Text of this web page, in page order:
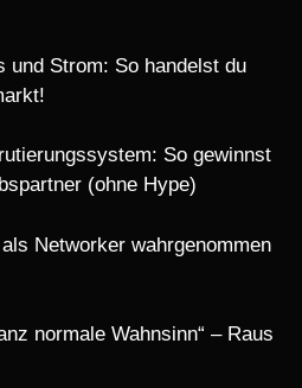
und Strom: So handelst du
So gewinnst
(ohne Hype)
Networker wahrgenommen
normale Wahnsinn“ – Raus